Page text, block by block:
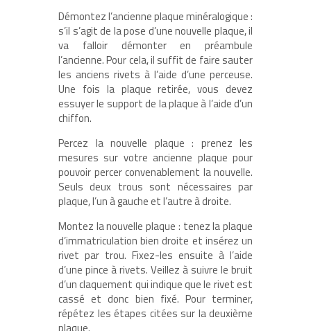
Démontez l’ancienne plaque minéralogique :
s’il s’agit de la pose d’une nouvelle plaque, il
va falloir démonter en préambule
l’ancienne. Pour cela, il suffit de faire sauter
les anciens rivets à l’aide d’une perceuse.
Une fois la plaque retirée, vous devez
essuyer le support de la plaque à l’aide d’un
chiffon.
Percez la nouvelle plaque : prenez les
mesures sur votre ancienne plaque pour
pouvoir percer convenablement la nouvelle.
Seuls deux trous sont nécessaires par
plaque, l’un à gauche et l’autre à droite.
Montez la nouvelle plaque : tenez la plaque
d’immatriculation bien droite et insérez un
rivet par trou. Fixez-les ensuite à l’aide
d’une pince à rivets. Veillez à suivre le bruit
d’un claquement qui indique que le rivet est
cassé et donc bien fixé. Pour terminer,
répétez les étapes citées sur la deuxième
plaque.